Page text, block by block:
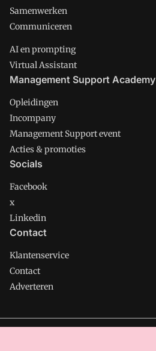
Samenwerken
Communiceren
AI en prompting
Virtual Assistant
Management Support Academy
Opleidingen
Incompany
Management Support event
Acties & promoties
Socials
Facebook
x
Linkedin
Contact
Klantenservice
Contact
Adverteren